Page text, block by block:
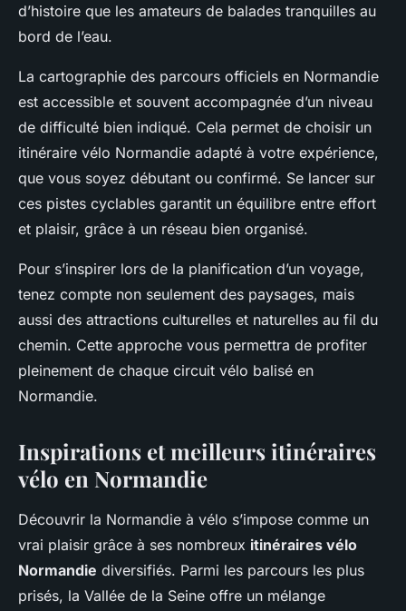
d’histoire que les amateurs de balades tranquilles au
bord de l’eau.
La cartographie des parcours officiels en Normandie
est accessible et souvent accompagnée d’un niveau
de difficulté bien indiqué. Cela permet de choisir un
itinéraire vélo Normandie adapté à votre expérience,
que vous soyez débutant ou confirmé. Se lancer sur
ces pistes cyclables garantit un équilibre entre effort
et plaisir, grâce à un réseau bien organisé.
Pour s’inspirer lors de la planification d’un voyage,
tenez compte non seulement des paysages, mais
aussi des attractions culturelles et naturelles au fil du
chemin. Cette approche vous permettra de profiter
pleinement de chaque circuit vélo balisé en
Normandie.
Inspirations et meilleurs itinéraires
vélo en Normandie
Découvrir la Normandie à vélo s’impose comme un
vrai plaisir grâce à ses nombreux itinéraires vélo
Normandie diversifiés. Parmi les parcours les plus
prisés, la Vallée de la Seine offre un mélange